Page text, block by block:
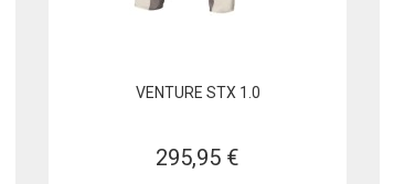
VENTURE STX 1.0
295,95 €